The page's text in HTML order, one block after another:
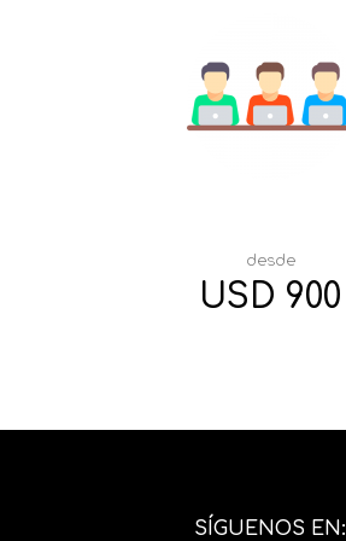
desde
USD 900
SÍGUENOS EN: